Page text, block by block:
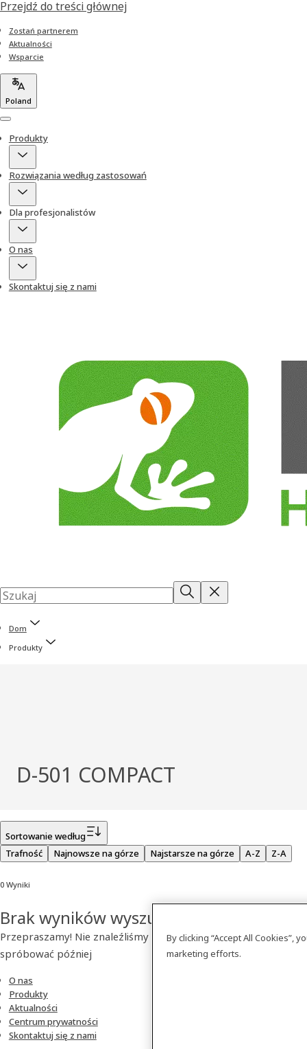
Przejdź do treści głównej
Zostań partnerem
Aktualności
Wsparcie
Poland
Menu
Produkty
Rozwiązania według zastosowań
Dla profesjonalistów
O nas
Skontaktuj się z nami
Dom
Produkty
D-501 COMPACT
Sortowanie według
Trafność
Najnowsze na górze Najstarsze na górze A-Z Z-A
0 Wyniki
Brak wyników wyszukiwania
Przepraszamy! Nie znaleźliśmy szukanego produktu. Prosimy
spróbować później
O nas
Produkty
Aktualności
Centrum prywatności
Skontaktuj się z nami
By clicking “Accept All Cookies”,
marketing efforts.